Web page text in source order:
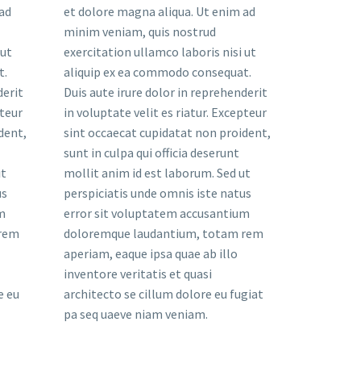
eu
et dolore magna aliqua. Ut enim ad
minim veniam, quis nostrud
exercitation ullamco laboris nisi ut
aliquip ex ea commodo consequat.
Duis aute irure dolor in reprehenderit
in voluptate velit es riatur. Excepteur
sint occaecat cupidatat non proident,
sunt in culpa qui officia deserunt
mollit anim id est laborum. Sed ut
perspiciatis unde omnis iste natus
error sit voluptatem accusantium
doloremque laudantium, totam rem
aperiam, eaque ipsa quae ab illo
inventore veritatis et quasi
architecto se cillum dolore eu fugiat
pa seq uaeve niam veniam.